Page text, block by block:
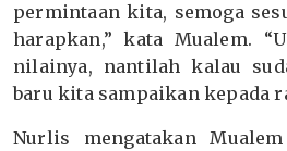
permintaan kita, semoga
harapkan,” kata Mualem.
nilainya, nantilah kalau
baru kita sampaikan kepada
Nurlis mengatakan